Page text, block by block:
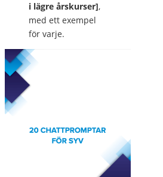
i lägre årskurser],
med ett exempel
för varje.